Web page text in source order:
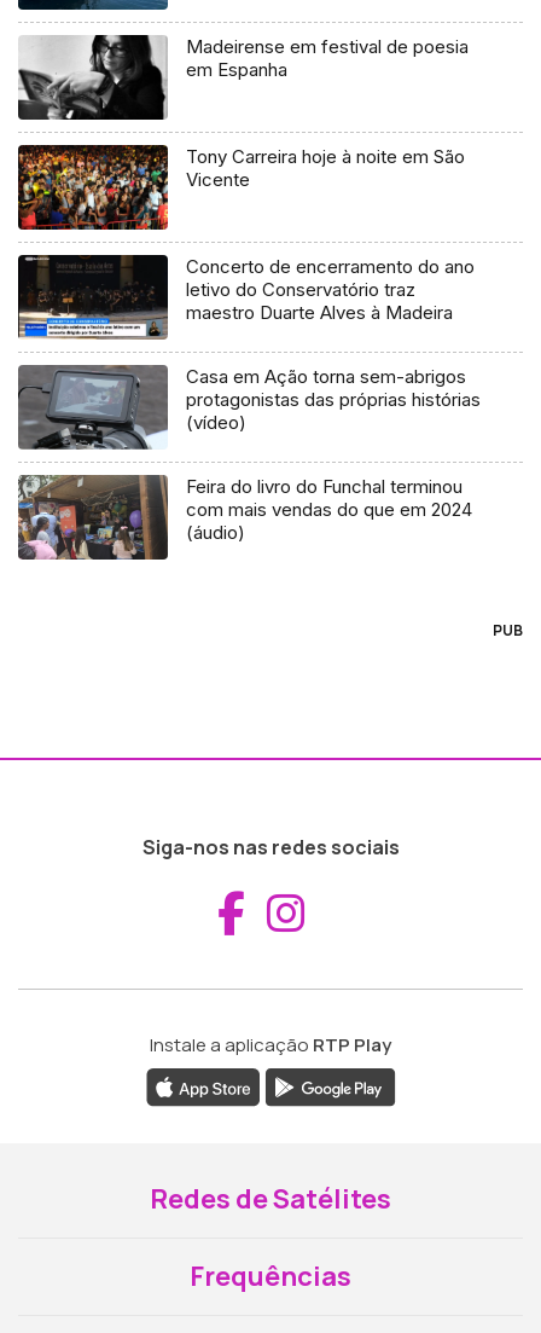
Madeirense em festival de poesia
em Espanha
Tony Carreira hoje à noite em São
Vicente
Concerto de encerramento do ano
letivo do Conservatório traz
maestro Duarte Alves à Madeira
Casa em Ação torna sem-abrigos
protagonistas das próprias histórias
(vídeo)
Feira do livro do Funchal terminou
com mais vendas do que em 2024
(áudio)
PUB
Siga-nos nas redes sociais
Aceder ao
Instale a aplicação RTP Play
Redes de Satélites
Frequências